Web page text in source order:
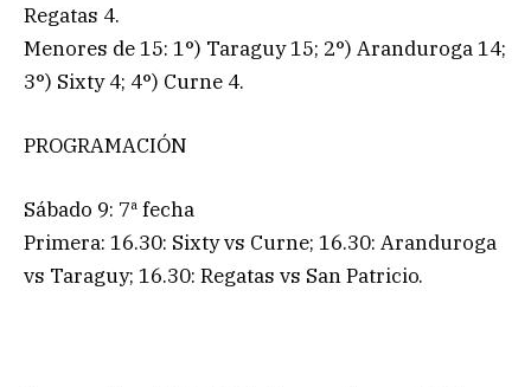
Regatas 4.
Menores de 15: 1°) Taraguy 15; 2°) Aranduroga 14;
3°) Sixty 4; 4°) Curne 4.
PROGRAMACIÓN
Sábado 9: 7ª fecha
Primera: 16.30: Sixty vs Curne; 16.30: Aranduroga
vs Taraguy; 16.30: Regatas vs San Patricio.